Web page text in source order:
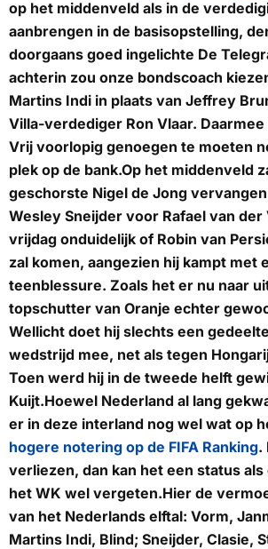
op het middenveld als in de
aanbrengen in de basisopstelling,
doorgaans goed ingelichte De
achterin zou onze bondscoach
Martins Indi in plaats van Jeffrey
Villa-verdediger Ron Vlaar.
Vrij voorlopig genoegen te moeten
plek op de bank.Op het middenveld
geschorste Nigel de Jong
Wesley Sneijder voor Rafael van der
vrijdag onduidelijk of Robin van
zal komen, aangezien hij kampt met
teenblessure. Zoals het er nu naar
topschutter van Oranje echter
Wellicht doet hij slechts een
wedstrijd mee, net als tegen
Toen werd hij in de tweede helft
Kuijt.Hoewel Nederland al lang
er in deze interland nog wel wat op
hogere notering op de FIFA Ranking.
verliezen, dan kan het een status
het WK wel vergeten.Hier de
van het Nederlands elftal: Vorm,
Martins Indi, Blind; Sneijder, Clasie,